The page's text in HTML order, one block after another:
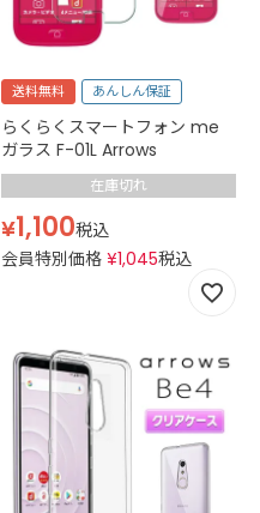
送料無料 あんしん保証
らくらくスマートフォン me
ガラス F-01L Arrows
在庫切れ
¥1,100税込
会員特別価格 ¥1,045税込